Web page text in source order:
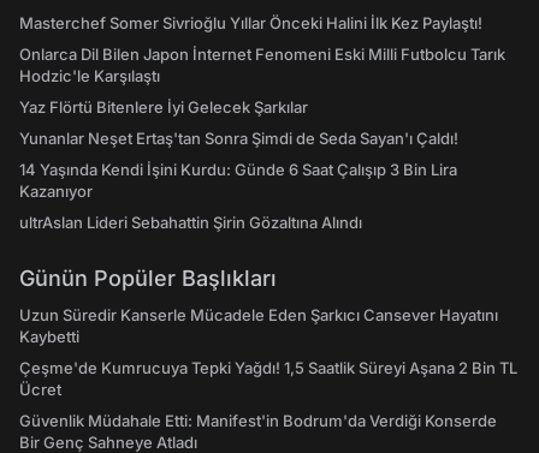
Masterchef Somer Sivrioğlu Yıllar Önceki Halini İlk Kez Paylaştı!
Onlarca Dil Bilen Japon İnternet Fenomeni Eski Milli Futbolcu Tarık
Hodzic'le Karşılaştı
Yaz Flörtü Bitenlere İyi Gelecek Şarkılar
Yunanlar Neşet Ertaş'tan Sonra Şimdi de Seda Sayan'ı Çaldı!
14 Yaşında Kendi İşini Kurdu: Günde 6 Saat Çalışıp 3 Bin Lira
Kazanıyor
ultrAslan Lideri Sebahattin Şirin Gözaltına Alındı
Günün Popüler Başlıkları
Uzun Süredir Kanserle Mücadele Eden Şarkıcı Cansever Hayatını
Kaybetti
Çeşme'de Kumrucuya Tepki Yağdı! 1,5 Saatlik Süreyi Aşana 2 Bin TL
Ücret
Güvenlik Müdahale Etti: Manifest'in Bodrum'da Verdiği Konserde
Bir Genç Sahneye Atladı